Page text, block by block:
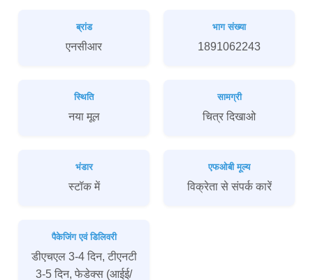
ब्रांड
एनसीआर
भाग संख्या
1891062243
स्थिति
नया मूल
सामग्री
चित्र दिखाओ
भंडार
स्टॉक में
एफओबी मूल्य
विक्रेता से संपर्क कारें
पैकेजिंग एवं डिलिवरी
डीएचएल 3-4 दिन, टीएनटी
3-5 दिन, फेडेक्स (आईई/